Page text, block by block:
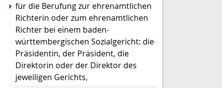
für die Berufung zur ehrenamtlichen
Richterin oder zum ehrenamtlichen
Richter bei einem baden-
württembergischen Sozialgericht: die
Präsidentin, der Präsident, die
Direktorin oder der Direktor des
jeweiligen Gerichts,